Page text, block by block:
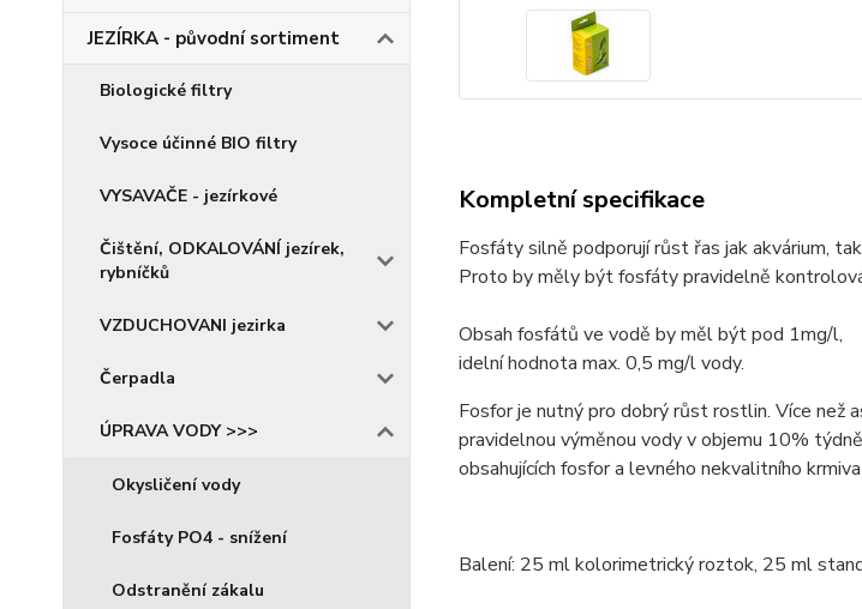
JEZÍRKA - původní sortiment
Biologické filtry
Vysoce účinné BIO filtry
VYSAVAČE - jezírkové
Čištění, ODKALOVÁNÍ jezírek,
rybníčků
VZDUCHOVANI jezirka
Čerpadla
ÚPRAVA VODY >>>
Okysličení vody
Fosfáty PO4 - snížení
Odstranění zákalu
Kompletní specifikace
Fosfáty silně podporují růst řas jak akvárium,
Proto by měly být fosfáty pravidelně
Obsah fosfátů ve vodě by měl být pod 1mg/l,
idelní hodnota max. 0,5 mg/l vody.
Fosfor je nutný pro dobrý růst rostlin. Více než
pravidelnou výměnou vody v objemu 10%
obsahujících fosfor a levného nekvalitního
Balení: 25 ml kolorimetrický roztok, 25 ml